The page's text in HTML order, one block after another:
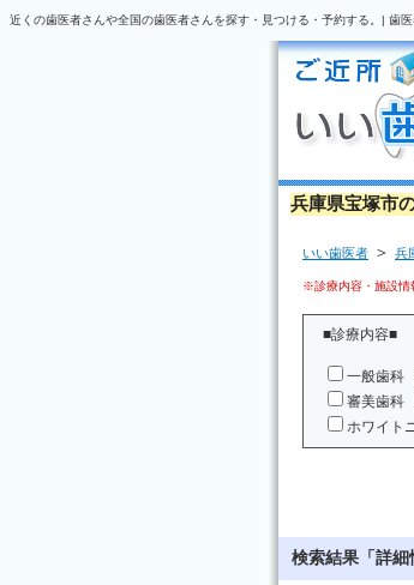
近くの歯医者さんや全国の歯医者さんを探す・見つける・予約する。| 歯
兵庫県宝塚市
いい歯医者 ＞ 兵
※診療内容・施設情報
■診療内容■
一般歯科
審美歯科
ホワイト
検索結果「詳細